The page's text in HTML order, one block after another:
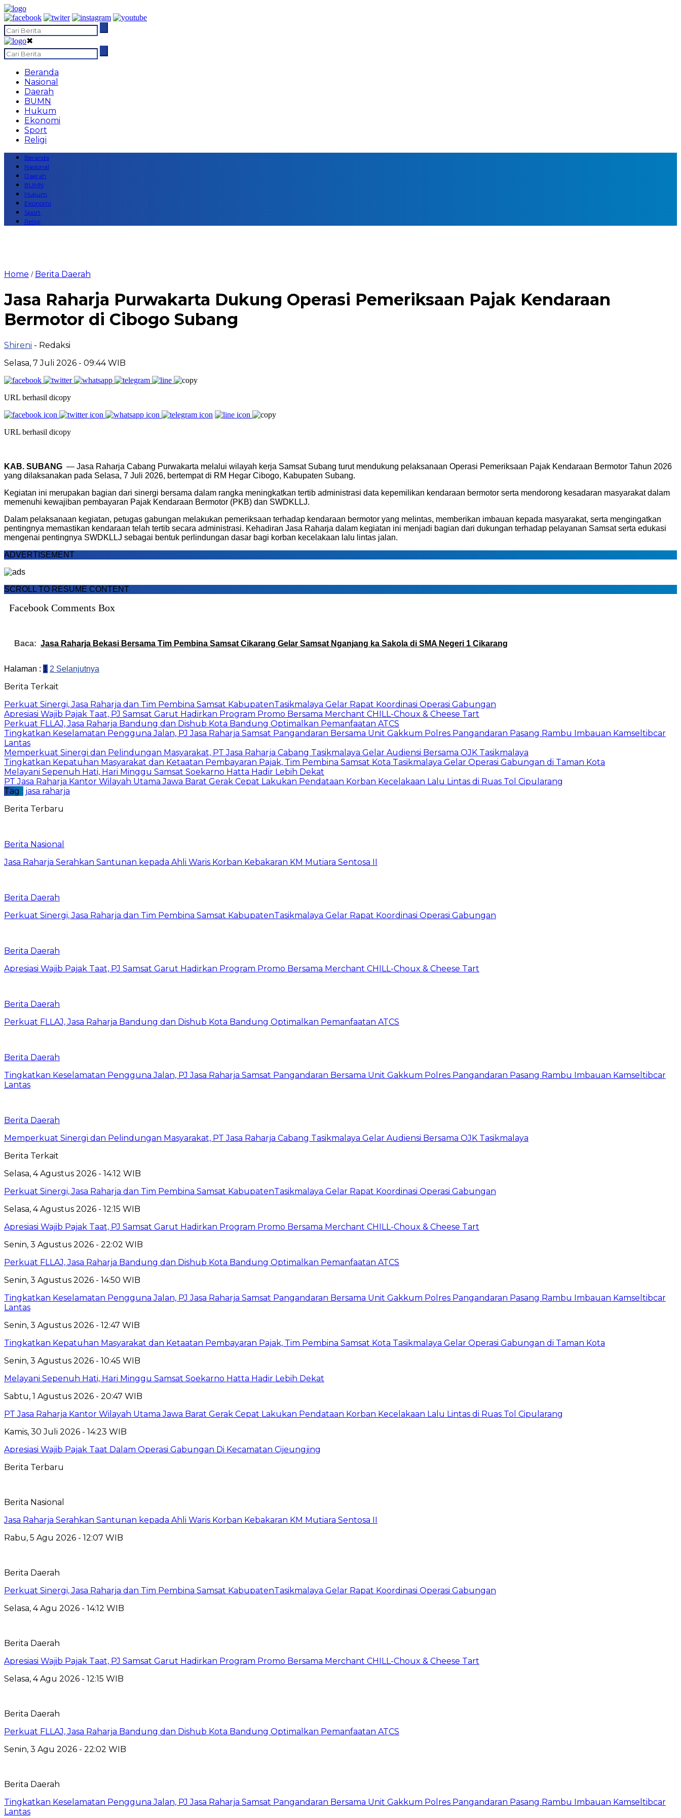
✖
Beranda
Nasional
Daerah
BUMN
Hukum
Ekonomi
Sport
Religi
Beranda
Nasional
Daerah
BUMN
Hukum
Ekonomi
Sport
Religi
Home / Berita Daerah
Jasa Raharja Purwakarta Dukung Operasi Pemeriksaan Pajak Kendaraan
Bermotor di Cibogo Subang
Shireni - Redaksi
Selasa, 7 Juli 2026 - 09:44 WIB
URL berhasil dicopy
URL berhasil dicopy
KAB. SUBANG — Jasa Raharja Cabang Purwakarta melalui wilayah kerja Samsat Subang turut mendukung pelaksanaan Operasi Pemeriksaan Pajak Kendaraan Bermotor Tahun 2026
yang dilaksanakan pada Selasa, 7 Juli 2026, bertempat di RM Hegar Cibogo, Kabupaten Subang.
Kegiatan ini merupakan bagian dari sinergi bersama dalam rangka meningkatkan tertib administrasi data kepemilikan kendaraan bermotor serta mendorong kesadaran masyarakat dalam
memenuhi kewajiban pembayaran Pajak Kendaraan Bermotor (PKB) dan SWDKLLJ.
Dalam pelaksanaan kegiatan, petugas gabungan melakukan pemeriksaan terhadap kendaraan bermotor yang melintas, memberikan imbauan kepada masyarakat, serta mengingatkan
pentingnya memastikan kendaraan telah tertib secara administrasi. Kehadiran Jasa Raharja dalam kegiatan ini menjadi bagian dari dukungan terhadap pelayanan Samsat serta edukasi
mengenai pentingnya SWDKLLJ sebagai bentuk perlindungan dasar bagi korban kecelakaan lalu lintas jalan.
ADVERTISEMENT
SCROLL TO RESUME CONTENT
Facebook Comments Box
Baca: Jasa Raharja Bekasi Bersama Tim Pembina Samsat Cikarang Gelar Samsat Nganjang ka Sakola di SMA Negeri 1 Cikarang
Halaman : 1 2 Selanjutnya
Berita Terkait
Perkuat Sinergi, Jasa Raharja dan Tim Pembina Samsat KabupatenTasikmalaya Gelar Rapat Koordinasi Operasi Gabungan
Apresiasi Wajib Pajak Taat, PJ Samsat Garut Hadirkan Program Promo Bersama Merchant CHILL-Choux & Cheese Tart
Perkuat FLLAJ, Jasa Raharja Bandung dan Dishub Kota Bandung Optimalkan Pemanfaatan ATCS
Tingkatkan Keselamatan Pengguna Jalan, PJ Jasa Raharja Samsat Pangandaran Bersama Unit Gakkum Polres Pangandaran Pasang Rambu Imbauan Kamseltibcar
Lantas
Memperkuat Sinergi dan Pelindungan Masyarakat, PT Jasa Raharja Cabang Tasikmalaya Gelar Audiensi Bersama OJK Tasikmalaya
Tingkatkan Kepatuhan Masyarakat dan Ketaatan Pembayaran Pajak, Tim Pembina Samsat Kota Tasikmalaya Gelar Operasi Gabungan di Taman Kota
Melayani Sepenuh Hati, Hari Minggu Samsat Soekarno Hatta Hadir Lebih Dekat
PT Jasa Raharja Kantor Wilayah Utama Jawa Barat Gerak Cepat Lakukan Pendataan Korban Kecelakaan Lalu Lintas di Ruas Tol Cipularang
Tag : jasa raharja
Berita Terbaru
Berita Nasional
Jasa Raharja Serahkan Santunan kepada Ahli Waris Korban Kebakaran KM Mutiara Sentosa II
Berita Daerah
Perkuat Sinergi, Jasa Raharja dan Tim Pembina Samsat KabupatenTasikmalaya Gelar Rapat Koordinasi Operasi Gabungan
Berita Daerah
Apresiasi Wajib Pajak Taat, PJ Samsat Garut Hadirkan Program Promo Bersama Merchant CHILL-Choux & Cheese Tart
Berita Daerah
Perkuat FLLAJ, Jasa Raharja Bandung dan Dishub Kota Bandung Optimalkan Pemanfaatan ATCS
Berita Daerah
Tingkatkan Keselamatan Pengguna Jalan, PJ Jasa Raharja Samsat Pangandaran Bersama Unit Gakkum Polres Pangandaran Pasang Rambu Imbauan Kamseltibcar
Lantas
Berita Daerah
Memperkuat Sinergi dan Pelindungan Masyarakat, PT Jasa Raharja Cabang Tasikmalaya Gelar Audiensi Bersama OJK Tasikmalaya
Berita Terkait
Selasa, 4 Agustus 2026 - 14:12 WIB
Perkuat Sinergi, Jasa Raharja dan Tim Pembina Samsat KabupatenTasikmalaya Gelar Rapat Koordinasi Operasi Gabungan
Selasa, 4 Agustus 2026 - 12:15 WIB
Apresiasi Wajib Pajak Taat, PJ Samsat Garut Hadirkan Program Promo Bersama Merchant CHILL-Choux & Cheese Tart
Senin, 3 Agustus 2026 - 22:02 WIB
Perkuat FLLAJ, Jasa Raharja Bandung dan Dishub Kota Bandung Optimalkan Pemanfaatan ATCS
Senin, 3 Agustus 2026 - 14:50 WIB
Tingkatkan Keselamatan Pengguna Jalan, PJ Jasa Raharja Samsat Pangandaran Bersama Unit Gakkum Polres Pangandaran Pasang Rambu Imbauan Kamseltibcar
Lantas
Senin, 3 Agustus 2026 - 12:47 WIB
Tingkatkan Kepatuhan Masyarakat dan Ketaatan Pembayaran Pajak, Tim Pembina Samsat Kota Tasikmalaya Gelar Operasi Gabungan di Taman Kota
Senin, 3 Agustus 2026 - 10:45 WIB
Melayani Sepenuh Hati, Hari Minggu Samsat Soekarno Hatta Hadir Lebih Dekat
Sabtu, 1 Agustus 2026 - 20:47 WIB
PT Jasa Raharja Kantor Wilayah Utama Jawa Barat Gerak Cepat Lakukan Pendataan Korban Kecelakaan Lalu Lintas di Ruas Tol Cipularang
Kamis, 30 Juli 2026 - 14:23 WIB
Apresiasi Wajib Pajak Taat Dalam Operasi Gabungan Di Kecamatan Cijeungjing
Berita Terbaru
Berita Nasional
Jasa Raharja Serahkan Santunan kepada Ahli Waris Korban Kebakaran KM Mutiara Sentosa II
Rabu, 5 Agu 2026 - 12:07 WIB
Berita Daerah
Perkuat Sinergi, Jasa Raharja dan Tim Pembina Samsat KabupatenTasikmalaya Gelar Rapat Koordinasi Operasi Gabungan
Selasa, 4 Agu 2026 - 14:12 WIB
Berita Daerah
Apresiasi Wajib Pajak Taat, PJ Samsat Garut Hadirkan Program Promo Bersama Merchant CHILL-Choux & Cheese Tart
Selasa, 4 Agu 2026 - 12:15 WIB
Berita Daerah
Perkuat FLLAJ, Jasa Raharja Bandung dan Dishub Kota Bandung Optimalkan Pemanfaatan ATCS
Senin, 3 Agu 2026 - 22:02 WIB
Berita Daerah
Tingkatkan Keselamatan Pengguna Jalan, PJ Jasa Raharja Samsat Pangandaran Bersama Unit Gakkum Polres Pangandaran Pasang Rambu Imbauan Kamseltibcar
Lantas